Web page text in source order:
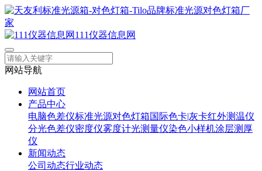
111仪器信息网
网站导航
网站首页
产品中心
电脑色差仪标准光源对色灯箱国际色卡|灰卡红外测温仪
分光色差仪密度仪雾度计光测量仪染色小样机涂层测厚
仪
新闻动态
公司动态行业动态